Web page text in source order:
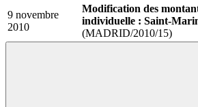
9 novembre
2010
Modification des
individuelle : Saint-
(MADRID/2010/15)